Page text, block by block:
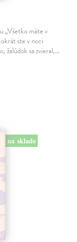
„Všetko máte v
ste v noci
žalúdok sa zvieral,…
na sklade